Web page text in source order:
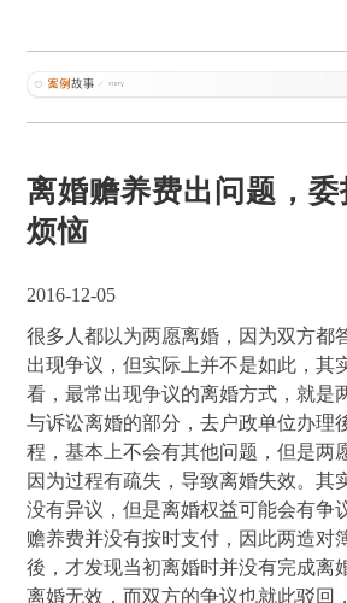
离婚赡养费出问题，
烦恼
2016-12-05
很多人都以为两愿离婚，因为双方都
出现争议，但实际上并不是如此，其
看，最常出现争议的离婚方式，就是
与诉讼离婚的部分，去户政单位办理
程，基本上不会有其他问题，但是两
因为过程有疏失，导致离婚失效。其
没有异议，但是离婚权益可能会有争
赡养费并没有按时支付，因此两造对
後，才发现当初离婚时并没有完成离
离婚无效，而双方的争议也就此驳回